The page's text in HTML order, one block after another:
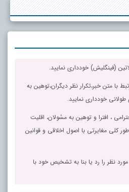
(فینگلیش) خودداری نمایید.
با متن خبر،تکرار نظر دیگران،توهین به
خودداری نمایید.
، افترا و توهین به مسٔولان، اقلیت
کلی مغایرتی با اصول اخلاقی و قوانین
نظر را رد یا بنا به تشخیص خود با